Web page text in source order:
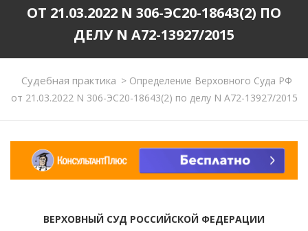
ОТ 21.03.2022 N 306-ЭС20-18643(2) ПО
ДЕЛУ N А72-13927/2015
Судебная практика >Определение Верховного Суда РФ
от 21.03.2022 N 306-ЭС20-18643(2) по делу N А72-13927/2015
ВЕРХОВНЫЙ СУД РОССИЙСКОЙ ФЕДЕРАЦИИ